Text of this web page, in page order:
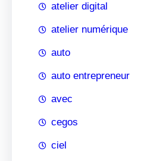
atelier digital
atelier numérique
auto
auto entrepreneur
avec
cegos
ciel